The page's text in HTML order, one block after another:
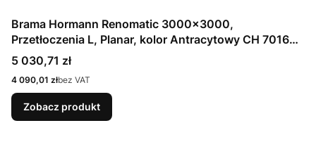
Brama Hormann Renomatic 3000x3000,
Przetłoczenia L, Planar, kolor Antracytowy CH 7016
Matt deluxe + Prowadzenie N
Cena
5 030,71 zł
Cena
4 090,01 złbez VAT
Zobacz produkt